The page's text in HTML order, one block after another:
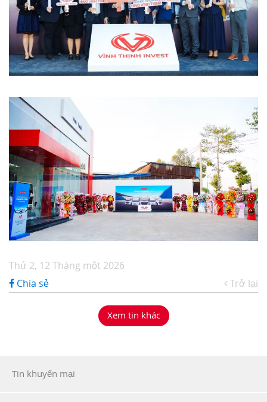
Thứ 2, 12 Tháng một 2026
Chia sẻ
Trở lại
Xem tin khác
Tin khuyến mại